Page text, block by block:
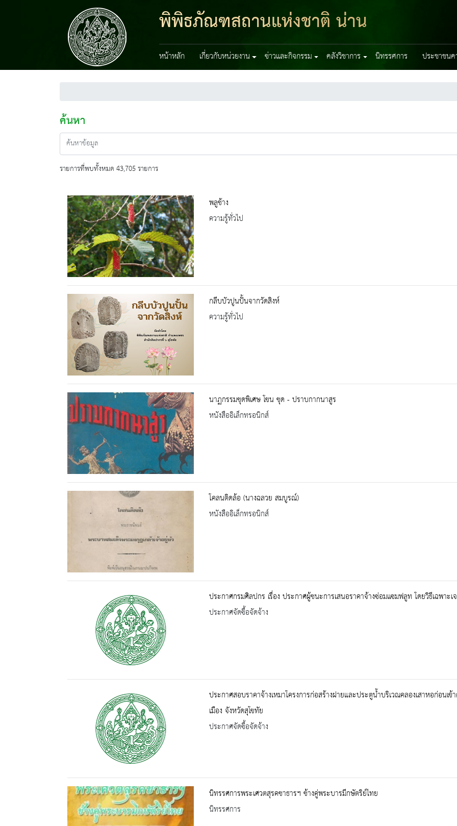
พิพิธภัณฑสถานแห่งชาติ น่าน
หน้าหลัก เกี่ยวกับหน่วยงาน ข่าวและกิจกรรม คลังวิชาการ นิทรรศการ ประชาชน
ค้นหา
รายการที่พบทั้งหมด 43,705 รายการ
พลูช้าง
ความรู้ทั่วไป
กลีบบัวปูนปั้นจากวัดสิงห์
ความรู้ทั่วไป
นาฏกรรมชุดพิเศษ โขน ชุด - ปราบกากนาสูร
หนังสืออิเล็กทรอนิกส์
โคลนติดล้อ (นางฉลวย สมบูรณ์)
หนังสืออิเล็กทรอนิกส์
ประกาศกรมศิลปกร เรื่อง ประกาศผู้ชนะการเสนอราคาจ้างซ่อมแซมฟลูท โดยวิธีเฉพาะเ
ประกาศจัดซื้อจัดจ้าง
ประกาศสอบราคาจ้างเหมาโครงการก่อสร้างฝายและประตูน้ำบริเวณคลองเสาหอก่อนเ
เมือง จังหวัดสุโขทัย
ประกาศจัดซื้อจัดจ้าง
นิทรรศการพระเศวตสุรคชาธารฯ ช้างคู่พระบารมีกษัตริย์ไทย
นิทรรศการ